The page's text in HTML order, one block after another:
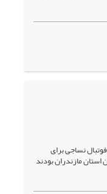
نساجی برای
مازندران بودند